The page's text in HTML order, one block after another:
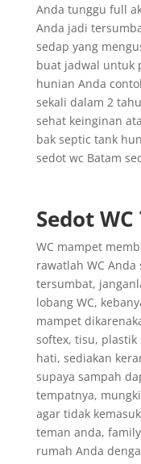
Anda tunggu full
Anda jadi
sedap yang
buat jadwal untuk
hunian Anda
sekali dalam 2
sehat keinginan
bak septic tank
sedot wc Batam
Sedot
WC mampet
rawatlah WC
tersumbat,
lobang WC,
mampet
softex, tisu,
hati, sediakan
supaya sampah
tempatnya,
agar tidak
teman anda,
rumah Anda